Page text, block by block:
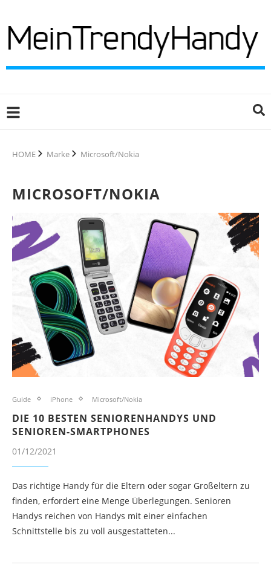
HOME Marke Microsoft/Nokia
MICROSOFT/NOKIA
Guide iPhone Microsoft/Nokia
DIE 10 BESTEN SENIORENHANDYS UND
SENIOREN-SMARTPHONES
01/12/2021
Das richtige Handy für die Eltern oder sogar Großeltern zu
finden, erfordert eine Menge Überlegungen. Senioren
Handys reichen von Handys mit einer einfachen
Schnittstelle bis zu voll ausgestatteten...